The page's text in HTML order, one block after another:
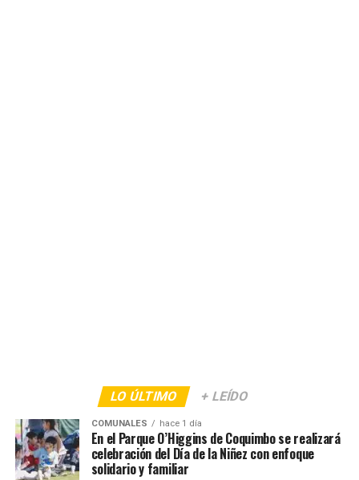
LO ÚLTIMO + LEÍDO
COMUNALES hace 1 día
En el Parque O’Higgins de Coquimbo se realizará
celebración del Día de la Niñez con enfoque
solidario y familiar